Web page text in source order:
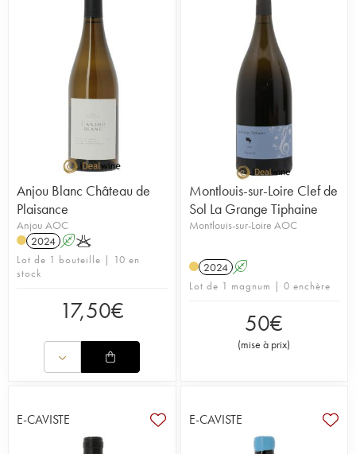
Anjou Blanc Château de
Plaisance
Anjou AOC
2024 AK
Lot de 1 bouteille | 10 en
stock
17,50€
Montlouis-sur-Loire Clef de
Sol La Grange Tiphaine
Montlouis-sur-Loire AOC
2024 A
Lot de 1 magnum | 0 enchère
50€
(mise à prix)
E-CAVISTE E-CAVISTE